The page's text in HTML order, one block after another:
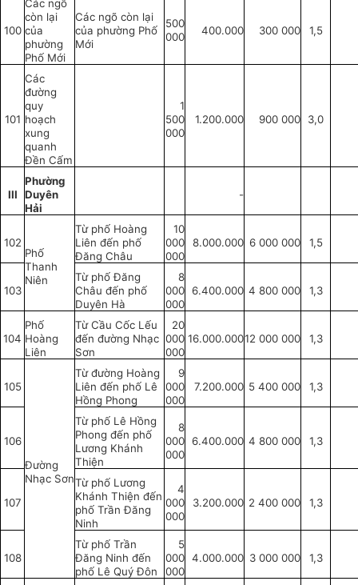
100
Các ngõ
còn lại
của
phường
Phố Mới
Các ngõ còn lại
của phường Phố
Mới
500
000
400.000 300 000 1,5
101
Các
đường
quy
hoạch
xung
quanh
Đền Cấm
1
500
000
1.200.000 900 000 3,0
III
Phường
Duyên
Hải
-
102
Phố
Thanh
Niên
Từ phố Hoàng
Liên đến phố
Đăng Châu
10
000
000
8.000.000 6 000 000 1,5
103
Từ phố Đăng
Châu đến phố
Duyên Hà
8
000
000
6.400.000 4 800 000 1,3
104
Phố
Hoàng
Liên
Từ Cầu Cốc Lếu
đến đường Nhạc
Sơn
20
000
000
16.000.00012 000 000 1,3
105
Đường
Nhạc Sơn
Từ đường Hoàng
Liên đến phố Lê
Hồng Phong
9
000
000
7.200.000 5 400 000 1,3
106
Từ phố Lê Hồng
Phong đến phố
Lương Khánh
Thiện
8
000
000
6.400.000 4 800 000 1,3
107
Từ phố Lương
Khánh Thiện đến
phố Trần Đăng
Ninh
4
000
000
3.200.000 2 400 000 1,3
108
Từ phố Trần
Đăng Ninh đến
phố Lê Quý Đôn
5
000
000
4.000.000 3 000 000 1,3